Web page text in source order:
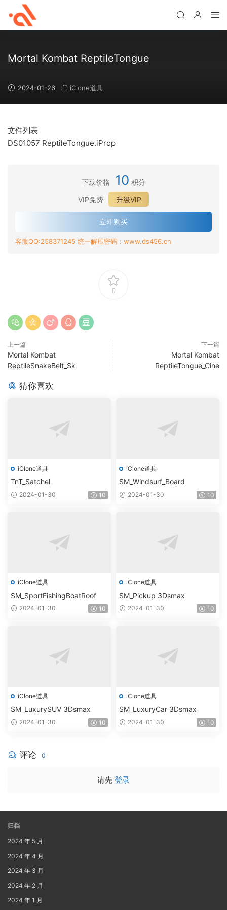
Mortal Kombat ReptileTongue
2024-01-26 iClone道具
文件列表
DS01057 ReptileTongue.iProp
下载价格 10 积分
VIP免费
升级VIP
立即购买
客服QQ:258371245 统一解压密码：www.ds456.cn
0
上一篇
Mortal Kombat
ReptileSnakeBelt_Sk
下一篇
Mortal Kombat
ReptileTongue_Cine
猜你喜欢
iClone道具
TnT_Satchel
2024-01-30 10
iClone道具
SM_Windsurf_Board
2024-01-30 10
iClone道具
SM_SportFishingBoatRoof
2024-01-30 10
iClone道具
SM_Pickup 3Dsmax
2024-01-30 10
iClone道具
SM_LuxurySUV 3Dsmax
2024-01-30 10
iClone道具
SM_LuxuryCar 3Dsmax
2024-01-30 10
评论 0
请先 登录
归档
2024 年 5 月
2024 年 4 月
2024 年 3 月
2024 年 2 月
2024 年 1 月